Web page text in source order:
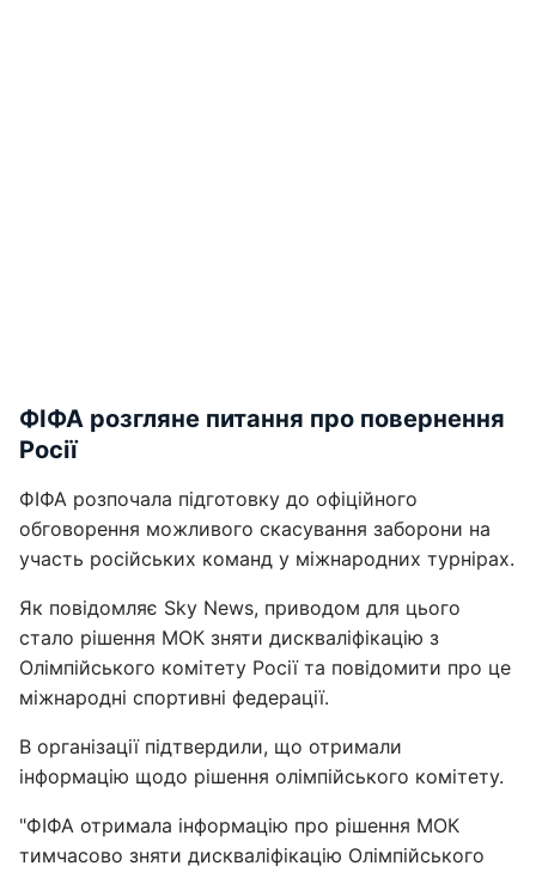
ФІФА розгляне питання про повернення
Росії
ФІФА розпочала підготовку до офіційного
обговорення можливого скасування заборони на
участь російських команд у міжнародних турнірах.
Як повідомляє Sky News, приводом для цього
стало рішення МОК зняти дискваліфікацію з
Олімпійського комітету Росії та повідомити про це
міжнародні спортивні федерації.
В організації підтвердили, що отримали
інформацію щодо рішення олімпійського комітету.
"ФІФА отримала інформацію про рішення МОК
тимчасово зняти дискваліфікацію Олімпійського